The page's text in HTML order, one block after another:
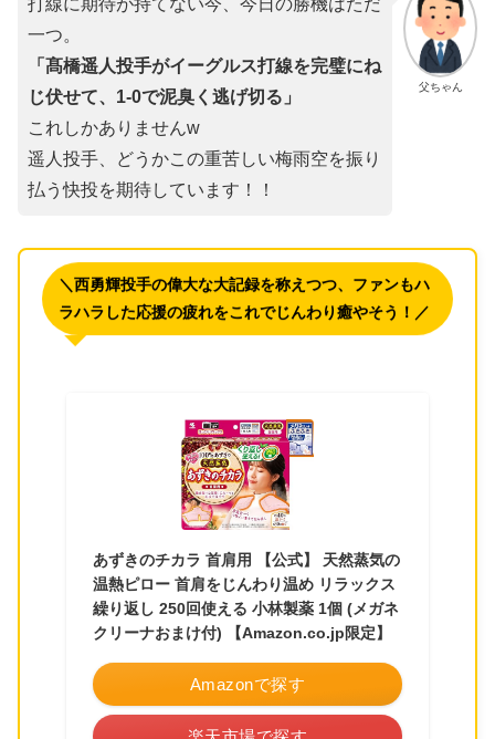
父ちゃん
打線に期待が持てない今、今日の勝機はただ
一つ。
「髙橋遥人投手がイーグルス打線を完璧にね
じ伏せて、1-0で泥臭く逃げ切る」
これしかありませんw
遥人投手、どうかこの重苦しい梅雨空を振り
払う快投を期待しています！！
＼西勇輝投手の偉大な大記録を称えつつ、ファンもハ
ラハラした応援の疲れをこれでじんわり癒やそう！／
あずきのチカラ 首肩用 【公式】 天然蒸気の
温熱ピロー 首肩をじんわり温め リラックス
繰り返し 250回使える 小林製薬 1個 (メガネ
クリーナおまけ付) 【Amazon.co.jp限定】
Amazonで探す